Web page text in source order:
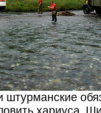
штурманские
хариуса.